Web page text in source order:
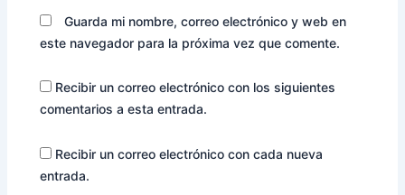
Guarda mi nombre, correo electrónico y web en
este navegador para la próxima vez que comente.
Recibir un correo electrónico con los siguientes
comentarios a esta entrada.
Recibir un correo electrónico con cada nueva
entrada.